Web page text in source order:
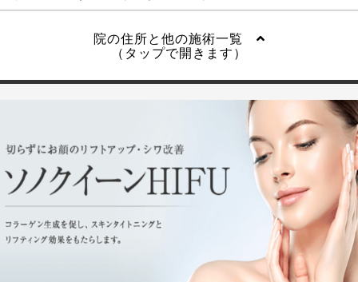
院の住所と他の施術一覧
（タップで開きます）